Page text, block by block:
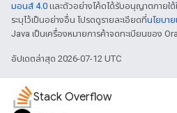
มอนส์ 4.0 และตัวอย่างโค้ดได้รับอนุญาตภายใต้
ระบุไว้เป็นอย่างอื่น โปรดดูรายละเอียดที่นโยบา
Java เป็นเครื่องหมายการค้าจดทะเบียนของ
อัปเดตล่าสุด 2026-07-12 UTC
Stack Overflow